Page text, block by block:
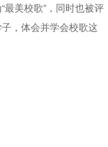
美校歌”，同时也被评
，体会并学会校歌这